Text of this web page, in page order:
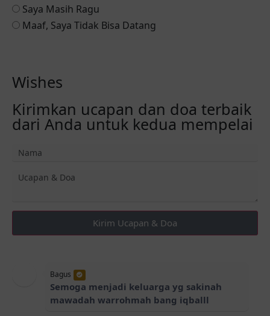
Saya Masih Ragu
Maaf, Saya Tidak Bisa Datang
Wishes
Kirimkan ucapan dan doa terbaik
dari Anda untuk kedua mempelai
Kirim Ucapan & Doa
Bagus
Semoga menjadi keluarga yg sakinah
mawadah warrohmah bang iqballl